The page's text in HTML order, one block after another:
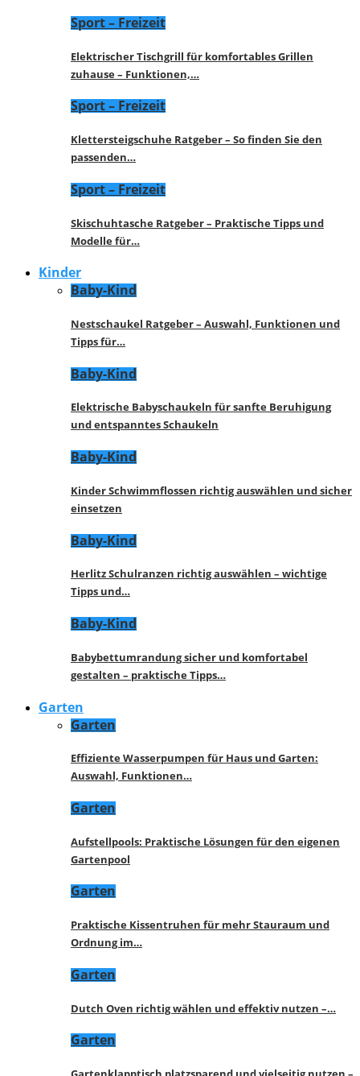
Sport – Freizeit
Elektrischer Tischgrill für komfortables Grillen
zuhause – Funktionen,…
Sport – Freizeit
Klettersteigschuhe Ratgeber – So finden Sie den
passenden…
Sport – Freizeit
Skischuhtasche Ratgeber – Praktische Tipps und
Modelle für…
Kinder
Baby-Kind
Nestschaukel Ratgeber – Auswahl, Funktionen und
Tipps für…
Baby-Kind
Elektrische Babyschaukeln für sanfte Beruhigung
und entspanntes Schaukeln
Baby-Kind
Kinder Schwimmflossen richtig auswählen und sicher
einsetzen
Baby-Kind
Herlitz Schulranzen richtig auswählen – wichtige
Tipps und…
Baby-Kind
Babybettumrandung sicher und komfortabel
gestalten – praktische Tipps…
Garten
Garten
Effiziente Wasserpumpen für Haus und Garten:
Auswahl, Funktionen…
Garten
Aufstellpools: Praktische Lösungen für den eigenen
Gartenpool
Garten
Praktische Kissentruhen für mehr Stauraum und
Ordnung im…
Garten
Dutch Oven richtig wählen und effektiv nutzen –…
Garten